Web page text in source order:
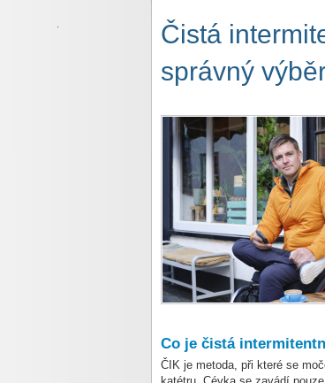
Čistá
správný
Co je čistá
ČIK je metoda, při které se